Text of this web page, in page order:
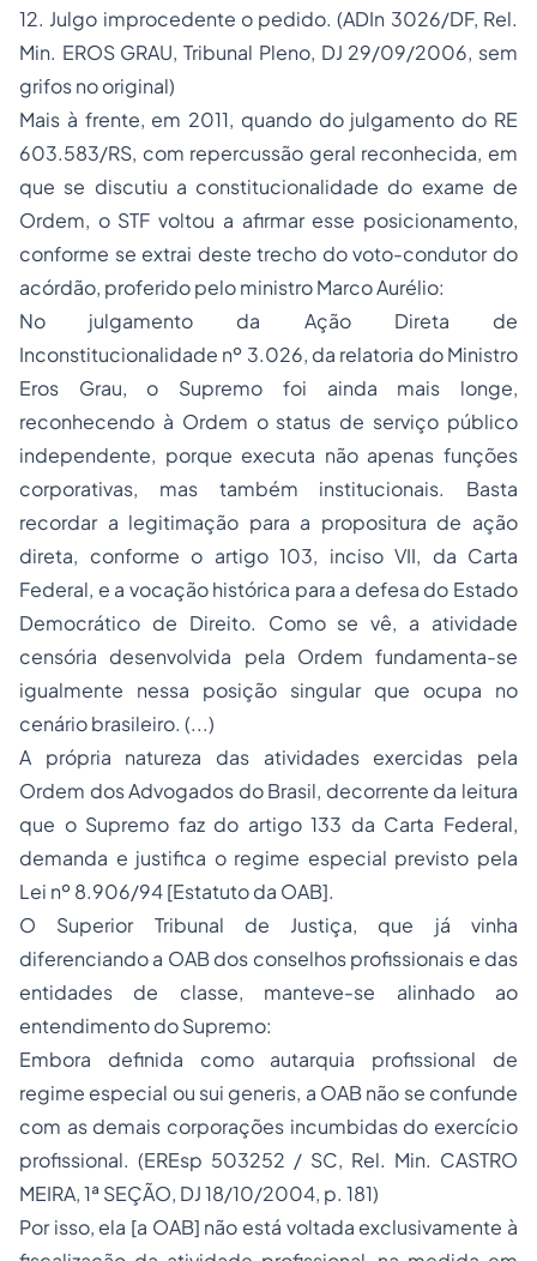
12. Julgo improcedente o pedido. (ADIn 3026/DF, Rel.
Min. EROS GRAU, Tribunal Pleno, DJ 29/09/2006, sem
grifos no original)
Mais à frente, em 2011, quando do julgamento do RE
603.583/RS, com repercussão geral reconhecida, em
que se discutiu a constitucionalidade do exame de
Ordem, o STF voltou a afirmar esse posicionamento,
conforme se extrai deste trecho do voto-condutor do
acórdão, proferido pelo ministro Marco Aurélio:
No julgamento da Ação Direta de
Inconstitucionalidade nº 3.026, da relatoria do Ministro
Eros Grau, o Supremo foi ainda mais longe,
reconhecendo à Ordem o status de serviço público
independente, porque executa não apenas funções
corporativas, mas também institucionais. Basta
recordar a legitimação para a propositura de ação
direta, conforme o artigo 103, inciso VII, da Carta
Federal, e a vocação histórica para a defesa do Estado
Democrático de Direito. Como se vê, a atividade
censória desenvolvida pela Ordem fundamenta-se
igualmente nessa posição singular que ocupa no
cenário brasileiro. (...)
A própria natureza das atividades exercidas pela
Ordem dos Advogados do Brasil, decorrente da leitura
que o Supremo faz do artigo 133 da Carta Federal,
demanda e justifica o regime especial previsto pela
Lei nº 8.906/94 [Estatuto da OAB].
O Superior Tribunal de Justiça, que já vinha
diferenciando a OAB dos conselhos profissionais e das
entidades de classe, manteve-se alinhado ao
entendimento do Supremo:
Embora definida como autarquia profissional de
regime especial ou sui generis, a OAB não se confunde
com as demais corporações incumbidas do exercício
profissional. (EREsp 503252 / SC, Rel. Min. CASTRO
MEIRA, 1ª SEÇÃO, DJ 18/10/2004, p. 181)
Por isso, ela [a OAB] não está voltada exclusivamente à